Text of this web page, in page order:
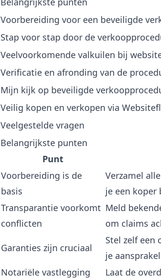
Voorbereiding voor een beveiligde
Stap voor stap door de
Veelvoorkomende valkuilen bij
Verificatie en afronding van de
Mijn kijk op beveiligde
Veilig kopen en verkopen via
Veelgestelde vragen
Belangrijkste punten
Punt
Voorbereiding is de
basis
Verzamel
je een koper
Transparantie voorkomt
conflicten
Meld
om claims
Garanties zijn cruciaal
Stel zelf een
je
Notariële vastlegging
Laat de